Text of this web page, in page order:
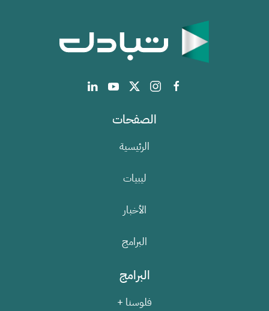
الصفحات
الرئيسية
ليبيات
الأخبار
البرامج
البرامج
فلوسنا +